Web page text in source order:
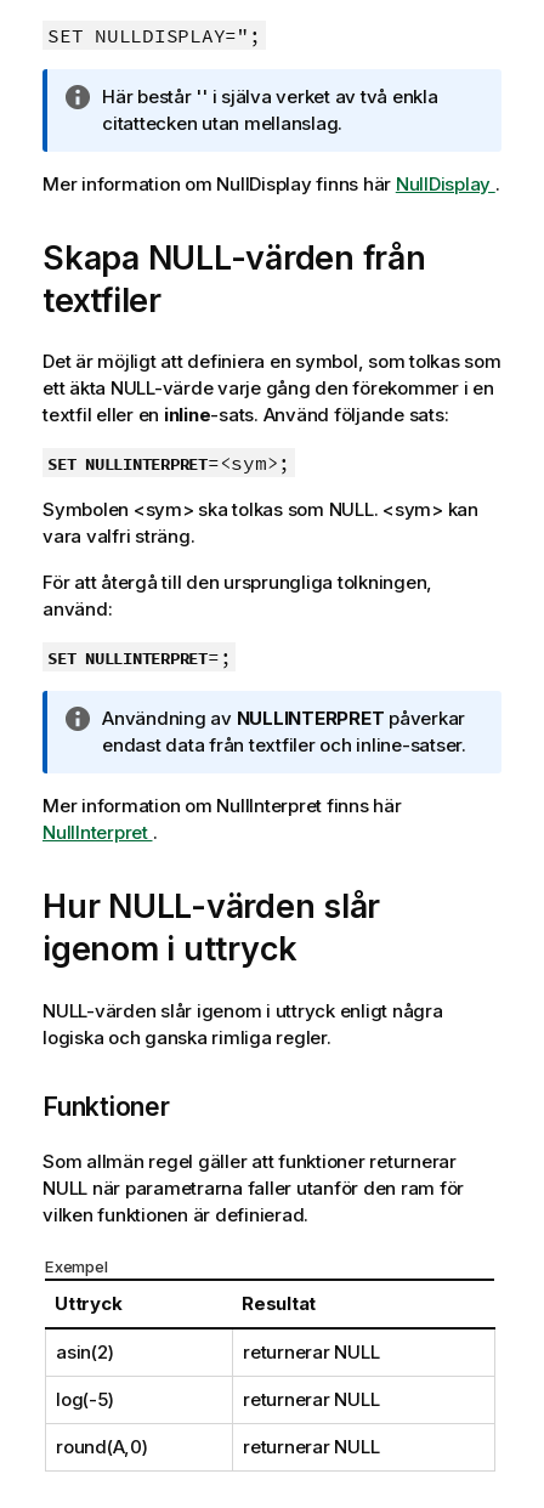
n
o
m
f
r
m
a
i
o
n
SET NULLDISPLAY=";
A
n
e
n
i
n
o
m
i
f
o
r
m
a
t
o
Här består '' i själva verket av två enkla
citattecken utan mellanslag.
Mer information om NullDisplayfinns här NullDisplay .
Skapa NULL-värden från
textfiler
Det är möjligt att definiera en symbol, som tolkas som
ett äkta NULL-värde varje gång den förekommer i en
textfil eller en inline-sats. Använd följande sats:
SET NULLINTERPRET=<sym>;
Symbolen <sym> ska tolkas som NULL. <sym> kan
vara valfri sträng.
För att återgå till den ursprungliga tolkningen,
använd:
SET NULLINTERPRET=;
A
n
e
c
g
m
i
f
o
m
a
t
o
n
Användning av NULLINTERPRET påverkar
endast data från textfiler och inline-satser.
Mer information om NullInterpret finns här
NullInterpret .
Hur NULL-värden slår
igenom i uttryck
NULL-värden slår igenom i uttryck enligt några
logiska och ganska rimliga regler.
Funktioner
Som allmän regel gäller att funktioner returnerar
NULL när parametrarna faller utanför den ram för
vilken funktionen är definierad.
Exempel
Uttryck Resultat
asin(2) returnerar NULL
log(-5) returnerar NULL
round(A,0) returnerar NULL